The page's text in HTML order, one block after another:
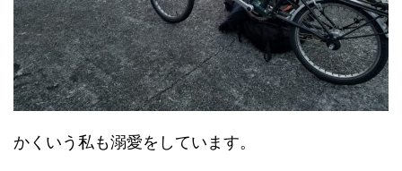
かくいう私も溺愛をしています。